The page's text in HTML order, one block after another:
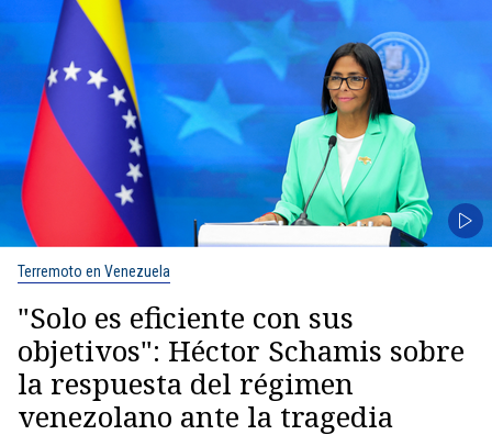
Terremoto en Venezuela
"Solo es eficiente con sus
objetivos": Héctor Schamis sobre
la respuesta del régimen
venezolano ante la tragedia